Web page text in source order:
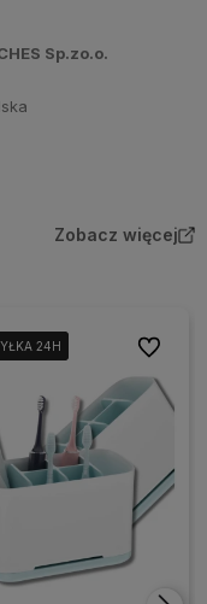
Sp.zo.o.
Zobacz więcej
24H
24H
24H Do